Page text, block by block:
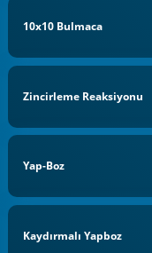
10x10 Bulmaca
Zincirleme Reaksiyonu
Yap-Boz
Kaydırmalı Yapboz